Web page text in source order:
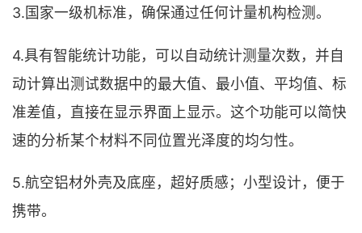
3.国家一级机标准，确保通过任何计量机构检测。
4.具有智能统计功能，可以自动统计测量次数，并自
动计算出测试数据中的最大值、最小值、平均值、标
准差值，直接在显示界面上显示。这个功能可以简快
速的分析某个材料不同位置光泽度的均匀性。
5.航空铝材外壳及底座，超好质感；小型设计，便于
携带。